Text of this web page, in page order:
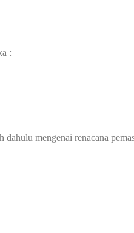
:
mengenai renacana